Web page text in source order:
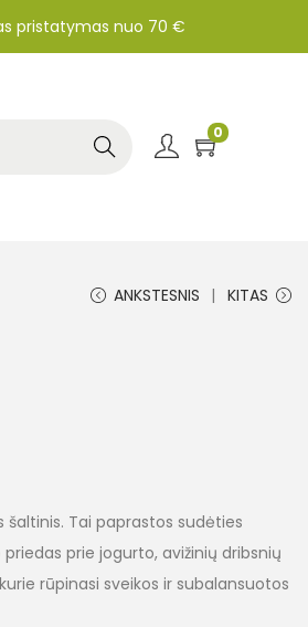
pristatymas nuo 70 €
Search
0
ANKSTESNIS KITAS
Tai paprastos sudėties
prie jogurto, avižinių dribsnių
rūpinasi sveikos ir subalansuotos